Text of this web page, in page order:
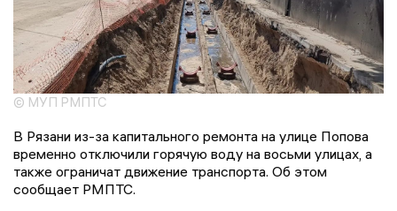
© МУП РМПТС
В Рязани из-за капитального ремонта на улице Попова
временно отключили горячую воду на восьми улицах, а
также ограничат движение транспорта. Об этом
сообщает РМПТС.